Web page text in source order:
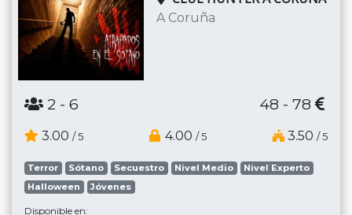
A Coruña
2 - 6 48 - 78
3.00 / 5 4.00 / 5 3.50 / 5
Terror Sótano Secuestro Nivel Medio
Nivel Experto
Halloween
Jóvenes
Disponible en: